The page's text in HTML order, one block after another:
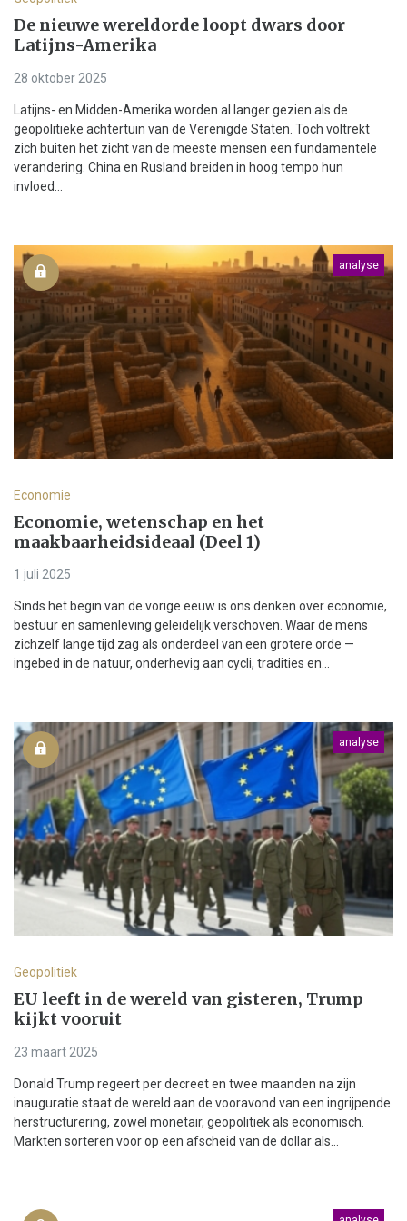
De nieuwe wereldorde loopt dwars door
Latijns-Amerika
28 oktober 2025
Latijns- en Midden-Amerika worden al langer gezien als de
geopolitieke achtertuin van de Verenigde Staten. Toch voltrekt
zich buiten het zicht van de meeste mensen een fundamentele
verandering. China en Rusland breiden in hoog tempo hun
invloed...
analyse
Economie
Economie, wetenschap en het
maakbaarheidsideaal (Deel 1)
1 juli 2025
Sinds het begin van de vorige eeuw is ons denken over economie,
bestuur en samenleving geleidelijk verschoven. Waar de mens
zichzelf lange tijd zag als onderdeel van een grotere orde —
ingebed in de natuur, onderhevig aan cycli, tradities en...
analyse
Geopolitiek
EU leeft in de wereld van gisteren, Trump
kijkt vooruit
23 maart 2025
Donald Trump regeert per decreet en twee maanden na zijn
inauguratie staat de wereld aan de vooravond van een ingrijpende
herstructurering, zowel monetair, geopolitiek als economisch.
Markten sorteren voor op een afscheid van de dollar als...